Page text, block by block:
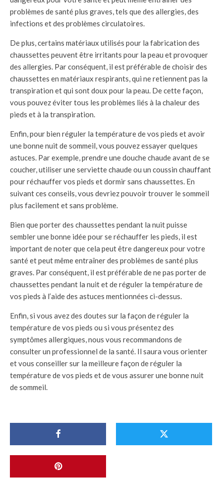
problèmes de santé plus graves, tels que des allergies, des
infections et des problèmes circulatoires.
De plus, certains matériaux utilisés pour la fabrication des
chaussettes peuvent être irritants pour la peau et provoquer
des allergies. Par conséquent, il est préférable de choisir des
chaussettes en matériaux respirants, qui ne retiennent pas la
transpiration et qui sont doux pour la peau. De cette façon,
vous pouvez éviter tous les problèmes liés à la chaleur des
pieds et à la transpiration.
Enfin, pour bien réguler la température de vos pieds et avoir
une bonne nuit de sommeil, vous pouvez essayer quelques
astuces. Par exemple, prendre une douche chaude avant de se
coucher, utiliser une serviette chaude ou un coussin chauffant
pour réchauffer vos pieds et dormir sans chaussettes. En
suivant ces conseils, vous devriez pouvoir trouver le sommeil
plus facilement et sans problème.
Bien que porter des chaussettes pendant la nuit puisse
sembler une bonne idée pour se réchauffer les pieds, il est
important de noter que cela peut être dangereux pour votre
santé et peut même entraîner des problèmes de santé plus
graves. Par conséquent, il est préférable de ne pas porter de
chaussettes pendant la nuit et de réguler la température de
vos pieds à l’aide des astuces mentionnées ci-dessus.
Enfin, si vous avez des doutes sur la façon de réguler la
température de vos pieds ou si vous présentez des
symptômes allergiques, nous vous recommandons de
consulter un professionnel de la santé. Il saura vous orienter
et vous conseiller sur la meilleure façon de réguler la
température de vos pieds et de vous assurer une bonne nuit
de sommeil.